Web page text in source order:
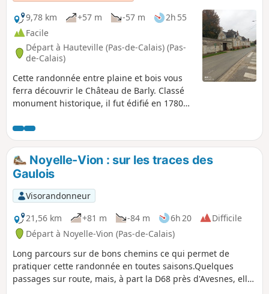
9,78 km
+57 m -57 m
2h 55
Facile
Départ à Hauteville (Pas-de-Calais) (Pas-
de-Calais)
Cette randonnée entre plaine et bois vous
ferra découvrir le Château de Barly. Classé
monument historique, il fut édifié en 1780
jours. Vous verrez aussi le Château de
Fosseux qui fut édifié en 1770 par un
architecte parisien Villetard à la demande de
Ferdinand Dubois de Hoves de Fosseux.
Noyelle-Vion : sur les traces des
Gaulois
Visorandonneur
21,56 km
+81 m -84 m 6h 20
Difficile
Départ à Noyelle-Vion (Pas-de-Calais)
Long parcours sur de bons chemins ce qui permet de
pratiquer cette randonnée en toutes saisons.Quelques
passages sur route, mais, à part la D68 près d'Avesnes, elles